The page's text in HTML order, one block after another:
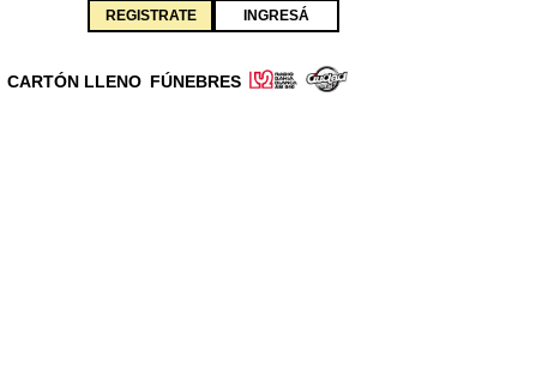
REGISTRATE INGRESÁ
CARTÓN LLENO FÚNEBRES